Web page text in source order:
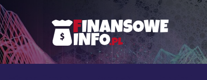
To i owo o rachunkowości, pracy, biznesie i ekonomii